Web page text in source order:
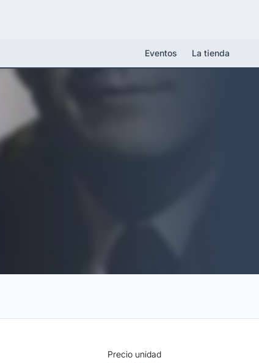
Eventos La tienda
Precio unidad